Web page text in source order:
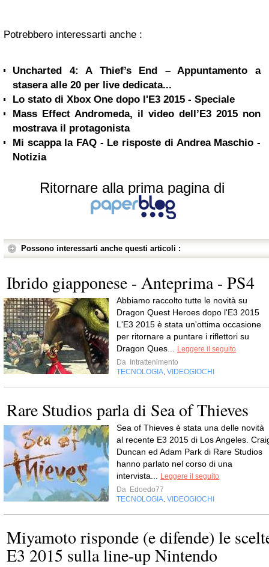
Potrebbero interessarti anche :
Uncharted 4: A Thief’s End – Appuntamento a
stasera alle 20 per live dedicata...
Lo stato di Xbox One dopo l'E3 2015 - Speciale
Mass Effect Andromeda, il video dell’E3 2015 non
mostrava il protagonista
Mi scappa la FAQ - Le risposte di Andrea Maschio -
Notizia
Ritornare alla prima pagina di
Possono interessarti anche questi articoli :
Ibrido giapponese - Anteprima - PS4
Abbiamo raccolto tutte le novità su
Dragon Quest Heroes dopo l'E3 2015
L'E3 2015 è stata un'ottima occasione
per ritornare a puntare i riflettori su
Dragon Ques...
Leggere il seguito
Da
Intrattenimento
TECNOLOGIA VIDEOGIOCHI
Rare Studios parla di Sea of Thieves
Sea of Thieves è stata una delle novità
al recente E3 2015 di Los Angeles.
Duncan ed Adam Park di Rare Studios
hanno parlato nel corso di una
intervista...
Leggere il seguito
Da Edoedo77
TECNOLOGIA VIDEOGIOCHI
Miyamoto risponde (e difende) le
E3 2015 sulla line-up Nintendo